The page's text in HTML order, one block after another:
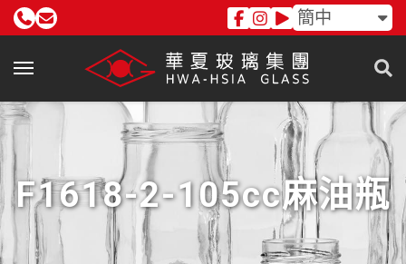
簡中
F1618-2-105cc麻油瓶